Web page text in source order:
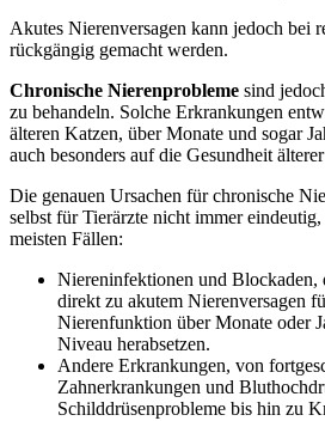
Akutes Nierenversagen kann jedoch bei
rückgängig gemacht werden.
Chronische Nierenprobleme sind
zu behandeln. Solche Erkrankungen
älteren Katzen, über Monate und sogar
auch besonders auf die Gesundheit
Die genauen Ursachen für chronische
selbst für Tierärzte nicht immer
meisten Fällen:
Niereninfektionen und Blockaden,
direkt zu akutem Nierenversagen
Nierenfunktion über Monate oder
Niveau herabsetzen.
Andere Erkrankungen, von
Zahnerkrankungen und
Schilddrüsenprobleme bis hin zu